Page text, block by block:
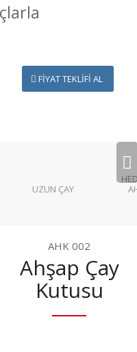
FİYAT TEKLİFİ AL
UZUN ÇAY
AHK 002
Ahşap Çay
Kutusu